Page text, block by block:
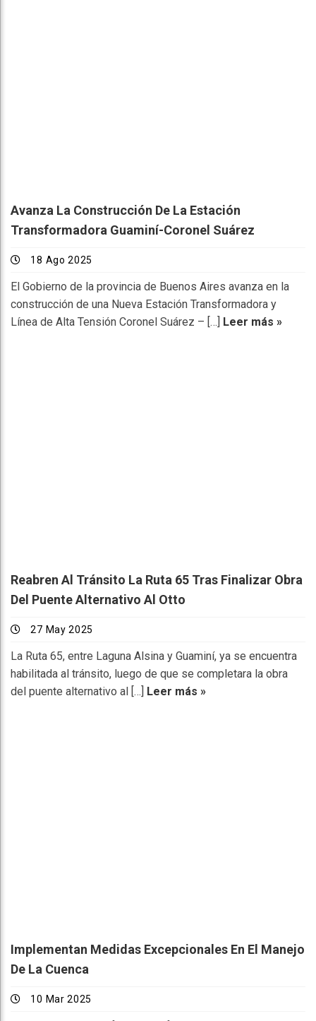
Avanza La Construcción De La Estación
Transformadora Guaminí-Coronel Suárez
18 Ago 2025
El Gobierno de la provincia de Buenos Aires avanza en la
construcción de una Nueva Estación Transformadora y
Línea de Alta Tensión Coronel Suárez – […]
Leer más »
Reabren Al Tránsito La Ruta 65 Tras Finalizar Obra
Del Puente Alternativo Al Otto
27 May 2025
La Ruta 65, entre Laguna Alsina y Guaminí, ya se encuentra
habilitada al tránsito, luego de que se completara la obra
del puente alternativo al […] Leer más »
Implementan Medidas Excepcionales En El Manejo
De La Cuenca
10 Mar 2025